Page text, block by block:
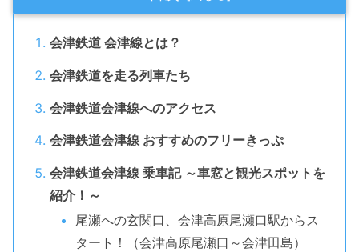
会津鉄道 会津線とは？
会津鉄道を走る列車たち
会津鉄道会津線へのアクセス
会津鉄道会津線 おすすめのフリーきっぷ
会津鉄道会津線 乗車記 ～車窓と観光スポットを
紹介！～
尾瀬への玄関口、会津高原尾瀬口駅からス
タート！（会津高原尾瀬口～会津田島）